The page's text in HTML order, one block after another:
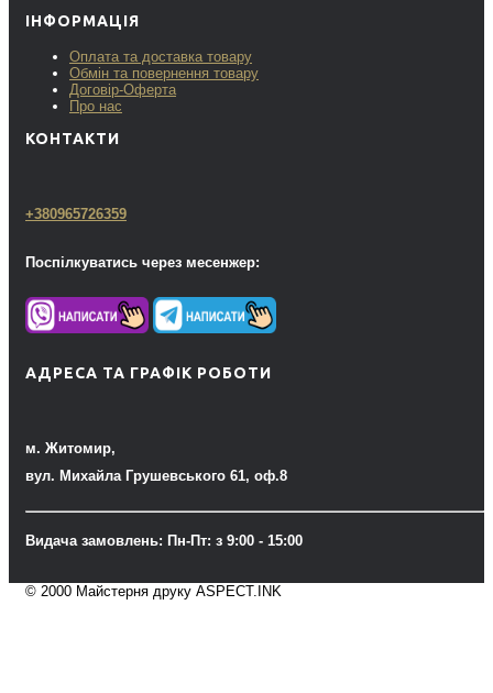
ІНФОРМАЦІЯ
Оплата та доставка товару
Обмін та повернення товару
Договір-Оферта
Про нас
КОНТАКТИ
+380965726359
Поспілкуватись через месенжер:
АДРЕСА ТА ГРАФІК РОБОТИ
м. Житомир,
вул. Михайла Грушевського 61, оф.8
Видача замовлень: Пн-Пт: з 9:00 - 15:00
© 2000 Майстерня друку ASPECT.INK